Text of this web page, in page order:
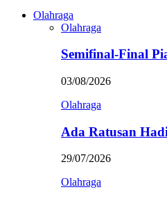
Olahraga
Olahraga
Semifinal-Final
03/08/2026
Olahraga
Ada Ratusan
29/07/2026
Olahraga